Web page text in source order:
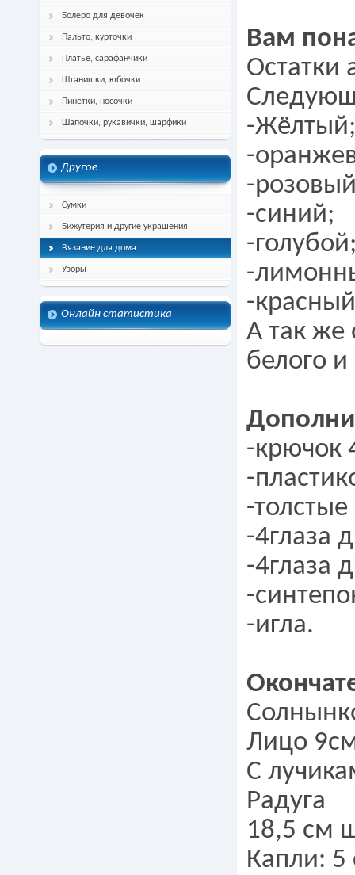
Болеро для девочек
Пальто, курточки
Платье, сарафанчики
Штанишки, юбочки
Пинетки, носочки
Шапочки, рукавички, шарфики
Другое
Сумки
Бижутерия и другие украшения
Вязание для дома
Узоры
Онлайн статистика
Вам
Остатки
-Жёлтый;
-
-
-синий;
-
-
-
А так же
белого и
-крючок
-
-
-4глаза
-4глаза
-
-игла.
Лицо
С
Радуга
18,5 см
Капли: 5